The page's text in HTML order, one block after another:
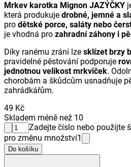
Mrkev karotka Mignon JAZÝČKY
která produkuje drobné, jemné a
pro dětské porce, saláty nebo
je vhodná pro zahradní záhony i
Díky ranému zrání lze sklízet brzy
pravidelné pěstování podporuje
jednotnou velikost mrkviček.
chorobám a škůdcům usnadňuje
zahrádkářům.
49 Kč
Skladem méně než 10
Zadejte číslo nebo použijte
pro změnu množství1
Do košíku